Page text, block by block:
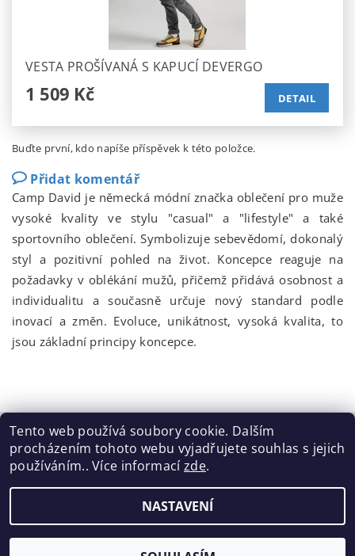
VESTA PROŠÍVANÁ S KAPUCÍ DEVERGO
1 509 Kč DETAIL
Buďte první, kdo napíše příspěvek k této položce.
Přidat komentář
Camp David je německá módní značka oblečení pro muže
vysoké kvality ve stylu "casual" a "lifestyle" a také
sportovního oblečení. Symbolizuje sebevědomí, dokonalý
styl a pozitivní pohled na život. Koncepce reaguje na
požadavky v oblékání mužů, přičemž přidává osobnost a
individualitu a současně určuje nový standard podle
inovací a změn. Evoluce, unikátnost, vysoká kvalita, to
jsou základní principy koncepce.
Tabulka velikostí | Doprava a Platba | Blog |
Podmínky ochrany osobních údajů | Obchodní podmínky
Výměna / vrácení zboží
2026 ©ELISEN, všechna práva vyhrazena
Tento web používá soubory cookie. Dalším
procházením tohoto webu vyjadřujete souhlas s jejich
používáním.. Více informacízde.
NASTAVENÍ